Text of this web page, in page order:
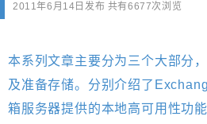
2011年6月14日 发布 共有6677次浏览
本系列文章主要分为三个大部分
及准备存储。分别介绍了
箱服务器提供的本地高可用性功